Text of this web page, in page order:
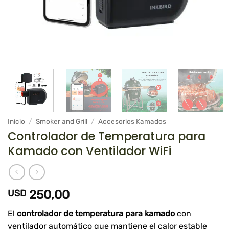
Inicio / Smoker and Grill / Accesorios Kamados
Controlador de Temperatura para
Kamado con Ventilador WiFi
USD 250,00
El controlador de temperatura para kamado con
ventilador automático que mantiene el calor estable